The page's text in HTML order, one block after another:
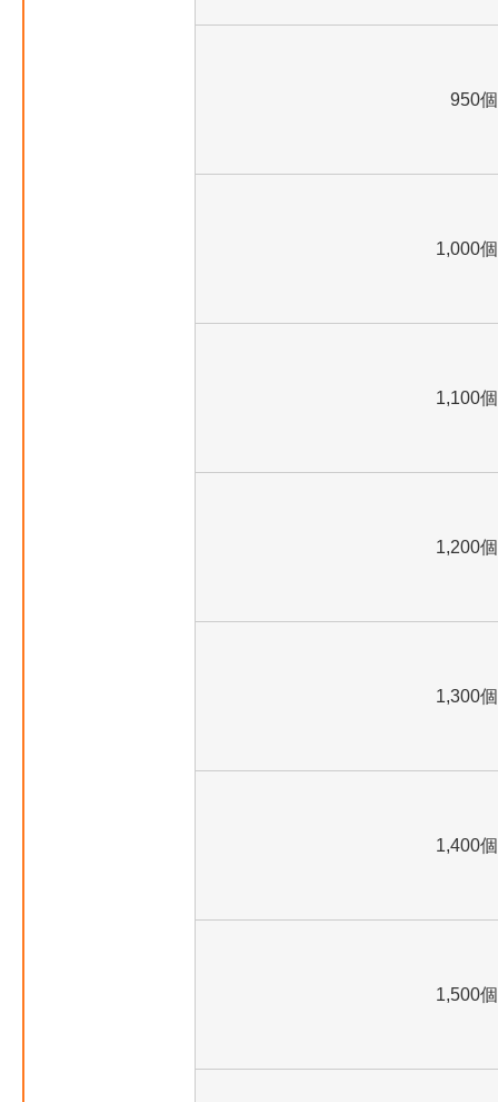
950個
1,000個
1,100個
1,200個
1,300個
1,400個
1,500個